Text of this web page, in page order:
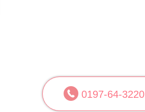
0197-64-3220